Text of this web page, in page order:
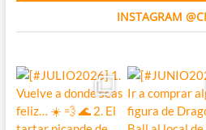
INSTAGRAM